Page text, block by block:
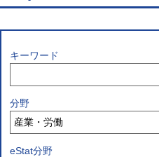
キーワード
分野
eStat分野